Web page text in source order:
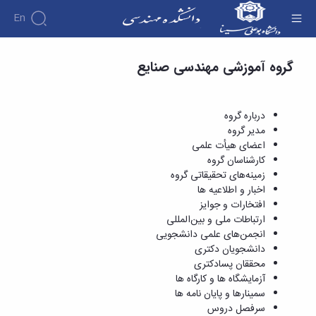
En
دانشکده
تاریخچه
ریاست
دانشکده
روسای
پیشین
افتخارات
آلبوم
عکس
اطلاعات
تماس
سازمان
دانشکده
معاونت
آموزشی
کارشناسی
فرم
ها
و
آئین
نامه
ها
آیین‌نامه‌های
معاونت
آموزشی
تحصیلات
تکمیلی
فرم
ها
پژوهش
هفته
پژوهش
کارگاه ها
آزمایشگاه
گروه
برق
گروه
عمران
گروه
مکانیک
گروه
اساتید
دانشکده
اساتید
بازنشسته
کارکنان
دانشکده
مهندسی
آموزشی
مهندسی
برق
مهندسی
مواد
مهندسی
عمران
مهندسی
صنایع
تقویم آموزشی - دانشکده فنی و مهندسی
گروه آموزشی مهندسی صنایع
درباره گروه
مدیر گروه
اعضای هیأت علمی
کارشناسان گروه
زمینه‌های تحقیقاتی گروه
اخبار و اطلاعیه ها
افتخارات و جوایز
ارتباطات ملی و بین‌المللی
انجمن‌های علمی دانشجویی
دانشجویان دکتری
محققان پسادکتری
آزمایشگاه ها و کارگاه ها
سمینارها و پایان نامه ها
سرفصل دروس